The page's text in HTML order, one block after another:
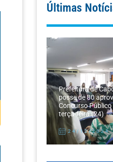
Últimas
Prefeitura de
posse de 80
Concurso
terça-feira (24)
24/12/2024